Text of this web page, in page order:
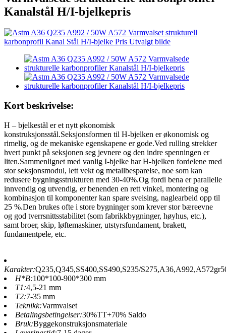
Kanalstål H/I-bjelkepris
Kort beskrivelse:
H – bjelkestål er et nytt økonomisk
konstruksjonsstål.Seksjonsformen til H-bjelken er økonomisk og
rimelig, og de mekaniske egenskapene er gode.Ved rulling strekker
hvert punkt på seksjonen seg jevnere og den indre spenningen er
liten.Sammenlignet med vanlig I-bjelke har H-bjelken fordelene med
stor seksjonsmodul, lett vekt og metallbesparelse, noe som kan
redusere bygningsstrukturen med 30-40%.Og fordi bena er parallelle
innvendig og utvendig, er benenden en rett vinkel, montering og
kombinasjon til komponenter kan spare sveising, naglearbeid opp til
25 %.Den brukes ofte i store bygninger som krever stor bæreevne
og god tverrsnittsstabilitet (som fabrikkbygninger, høyhus, etc.),
samt broer, skip, løftemaskiner, utstyrsfundament, brakett,
fundamentpele, etc.
Karakter:Q235,Q345,SS400,SS490,S235/
H*B:100*100-900*300 mm
T1:4,5-21 mm
T2:7-35 mm
Teknikk:Varmvalset
Betalingsbetingelser:30%TT+70% Saldo
Bruk:Byggekonstruksjonsmateriale